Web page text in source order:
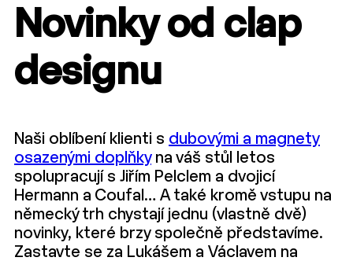
Novinky od clap
designu
Naši oblíbení klienti s dubovými a magnety
osazenými doplňkyna váš stůl letos
spolupracují s Jiřím Pelclem a dvojicí
Hermann a Coufal… A také kromě vstupu na
německý trh chystají jednu (vlastně dvě)
novinky, které brzy společně představíme.
Zastavte se za Lukášem a Václavem na